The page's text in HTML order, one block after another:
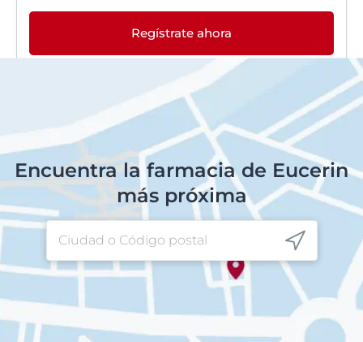
Regístrate ahora
Encuentra la farmacia de Eucerin
más próxima